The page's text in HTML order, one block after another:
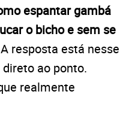
espantar gambá
o bicho e sem se
resposta está nesse
ao ponto.
realmente